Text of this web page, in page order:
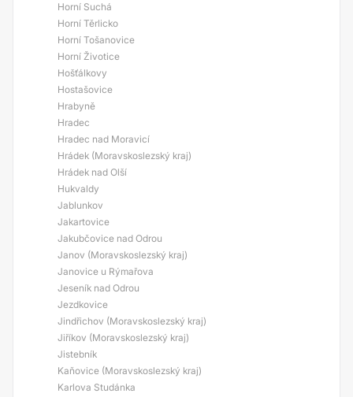
Horní Suchá
Horní Těrlicko
Horní Tošanovice
Horní Životice
Hošťálkovy
Hostašovice
Hrabyně
Hradec
Hradec nad Moravicí
Hrádek (Moravskoslezský kraj)
Hrádek nad Olší
Hukvaldy
Jablunkov
Jakartovice
Jakubčovice nad Odrou
Janov (Moravskoslezský kraj)
Janovice u Rýmařova
Jeseník nad Odrou
Jezdkovice
Jindřichov (Moravskoslezský kraj)
Jiříkov (Moravskoslezský kraj)
Jistebník
Kaňovice (Moravskoslezský kraj)
Karlova Studánka